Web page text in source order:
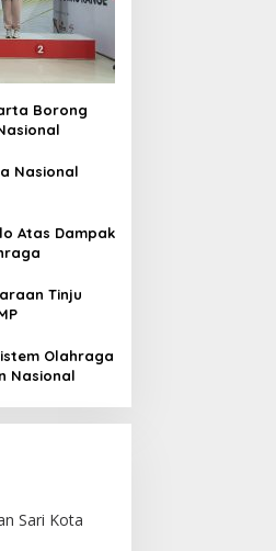
Borong
Nasional
Atas Dampak
Tinju
Olahraga
Nasional
Sari Kota